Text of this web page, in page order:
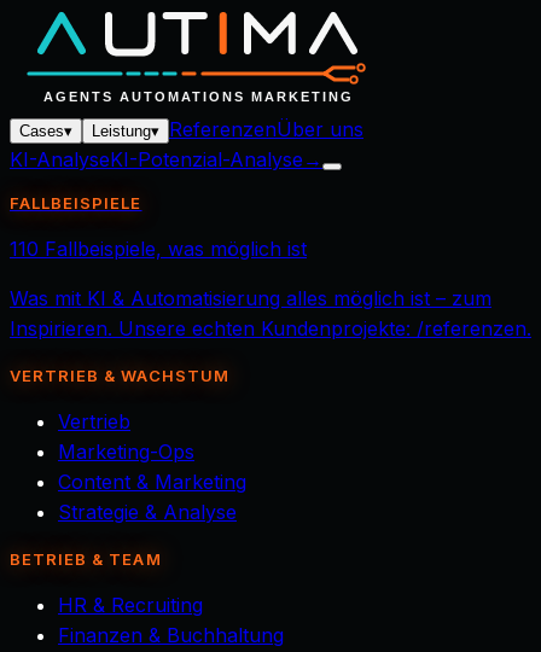
Cases▾ Leistung▾ ReferenzenÜber uns
KI-AnalyseKI-Potenzial-Analyse →
FALLBEISPIELE
110 Fallbeispiele, was möglich ist
Was mit KI & Automatisierung alles möglich ist – zum
Inspirieren. Unsere echten Kundenprojekte: /referenzen.
VERTRIEB & WACHSTUM
Vertrieb
Marketing-Ops
Content & Marketing
Strategie & Analyse
BETRIEB & TEAM
HR & Recruiting
Finanzen & Buchhaltung